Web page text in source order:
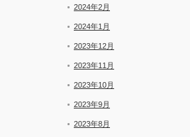
2024年2月
2024年1月
2023年12月
2023年11月
2023年10月
2023年9月
2023年8月